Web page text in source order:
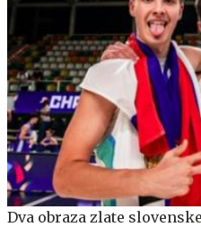
Dva obraza zlate